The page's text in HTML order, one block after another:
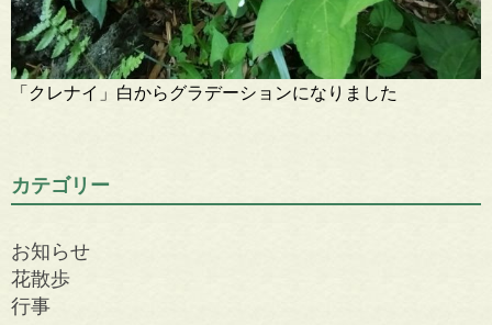
「クレナイ」白からグラデーションになりました
カテゴリー
お知らせ
花散歩
行事